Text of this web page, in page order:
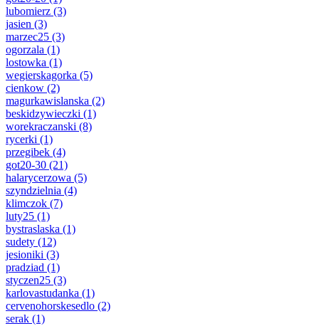
lubomierz (3)
jasien (3)
marzec25 (3)
ogorzala (1)
lostowka (1)
wegierskagorka (5)
cienkow (2)
magurkawislanska (2)
beskidzywieczki (1)
worekraczanski (8)
rycerki (1)
przegibek (4)
got20-30 (21)
halarycerzowa (5)
szyndzielnia (4)
klimczok (7)
luty25 (1)
bystraslaska (1)
sudety (12)
jesioniki (3)
pradziad (1)
styczen25 (3)
karlovastudanka (1)
cervenohorskesedlo (2)
serak (1)